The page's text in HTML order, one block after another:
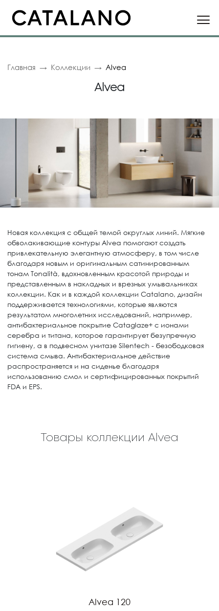
Главная Коллекции Alvea
Alvea
Новая коллекция с общей темой округлых линий. Мягкие
обволакивающие контуры Alvea помогают создать
привлекательную элегантную атмосферу, в том числе
благодаря новым и оригинальным сатинированным
тонам Tonalità, вдохновленным красотой природы и
представленным в накладных и врезных умывальниках
коллекции. Как и в каждой коллекции Catalano, дизайн
поддерживается технологиями, которые являются
результатом многолетних исследований, например,
антибактериальное покрытие Cataglaze+ с ионами
серебра и титана, которое гарантирует безупречную
гигиену, а в подвесном унитазе Silentech - безободковая
система смыва. Антибактериальное действие
распространяется и на сиденье благодаря
использованию смол и сертифицированных покрытий
FDA и EPS.
Товары коллекции Alvea
Alvea 120